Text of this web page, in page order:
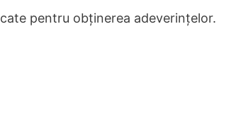
pentru obținerea adeverințelor.